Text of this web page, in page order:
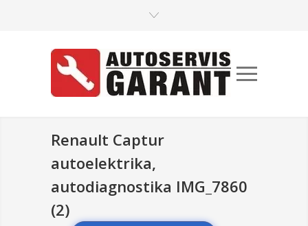
Renault Captur
autoelektrika,
autodiagnostika IMG_7860
(2)